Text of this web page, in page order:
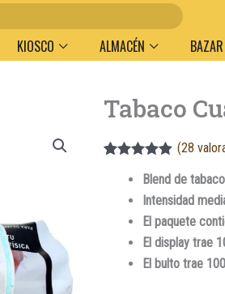
KIOSCO ALMACÉN BAZAR
Tabaco
sobre
5 basado en
puntuaciones
de clientes
(28
Blend de
Intensidad
El paquete
El display trae
El bulto trae